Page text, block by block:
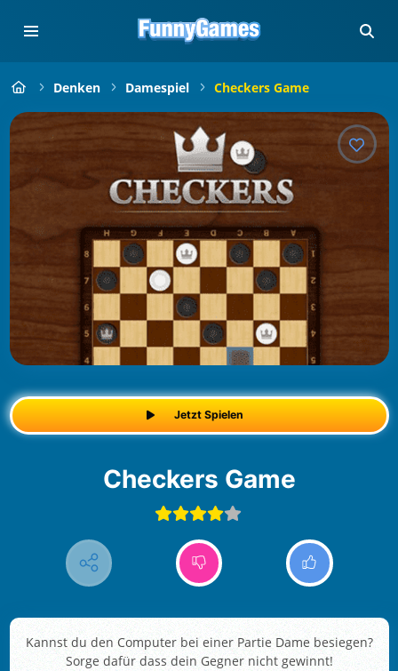
Denken Damespiel Checkers Game
Jetzt Spielen
Checkers Game
Kannst du den Computer bei einer Partie Dame besiegen?
Sorge dafür dass dein Gegner nicht gewinnt!